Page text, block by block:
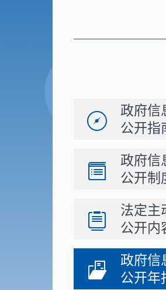
政府信
公开指
政府信
公开制
法定主
公开内
政府信
公开年